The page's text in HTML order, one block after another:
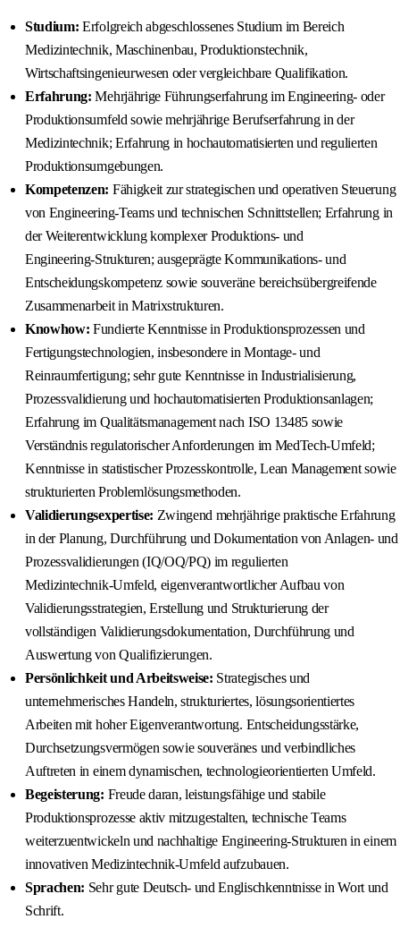
Studium: Erfolgreich abgeschlossenes Studium im Bereich
Medizintechnik, Maschinenbau, Produktionstechnik,
Wirtschaftsingenieurwesen oder vergleichbare Qualifikation.
Erfahrung: Mehrjährige Führungserfahrung im Engineering‑ oder
Produktionsumfeld sowie mehrjährige Berufserfahrung in der
Medizintechnik; Erfahrung in hochautomatisierten und regulierten
Produktionsumgebungen.
Kompetenzen: Fähigkeit zur strategischen und operativen Steuerung
von Engineering‑Teams und technischen Schnittstellen; Erfahrung in
der Weiterentwicklung komplexer Produktions‑ und
Engineering‑Strukturen; ausgeprägte Kommunikations‑ und
Entscheidungskompetenz sowie souveräne bereichsübergreifende
Zusammenarbeit in Matrixstrukturen.
Knowhow: Fundierte Kenntnisse in Produktionsprozessen und
Fertigungstechnologien, insbesondere in Montage‑ und
Reinraumfertigung; sehr gute Kenntnisse in Industrialisierung,
Prozessvalidierung und hochautomatisierten Produktionsanlagen;
Erfahrung im Qualitätsmanagement nach ISO 13485 sowie
Verständnis regulatorischer Anforderungen im MedTech‑Umfeld;
Kenntnisse in statistischer Prozesskontrolle, Lean Management sowie
strukturierten Problemlösungsmethoden.
Validierungsexpertise: Zwingend mehrjährige praktische Erfahrung
in der Planung, Durchführung und Dokumentation von Anlagen‑ und
Prozessvalidierungen (IQ/OQ/PQ) im regulierten
Medizintechnik‑Umfeld, eigenverantwortlicher Aufbau von
Validierungsstrategien, Erstellung und Strukturierung der
vollständigen Validierungsdokumentation, Durchführung und
Auswertung von Qualifizierungen.
Persönlichkeit und Arbeitsweise: Strategisches und
unternehmerisches Handeln, strukturiertes, lösungsorientiertes
Arbeiten mit hoher Eigenverantwortung. Entscheidungsstärke,
Durchsetzungsvermögen sowie souveränes und verbindliches
Auftreten in einem dynamischen, technologieorientierten Umfeld.
Begeisterung: Freude daran, leistungsfähige und stabile
Produktionsprozesse aktiv mitzugestalten, technische Teams
weiterzuentwickeln und nachhaltige Engineering‑Strukturen in einem
innovativen Medizintechnik‑Umfeld aufzubauen.
Sprachen: Sehr gute Deutsch‑ und Englischkenntnisse in Wort und
Schrift.